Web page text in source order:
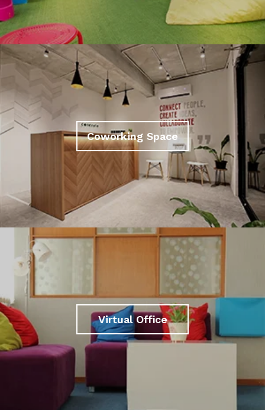
Coworking Space
Virtual Office